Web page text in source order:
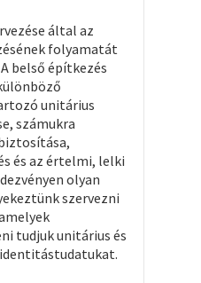
által az
folyamatát
belső építkezés
unitárius
számukra
és az értelmi, lelki
olyan
szervezni
tudjuk unitárius és